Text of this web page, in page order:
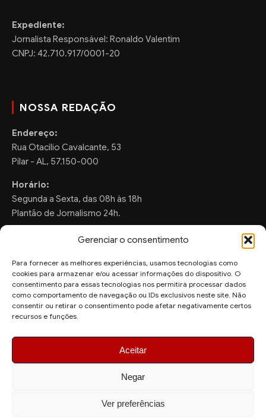
Gerenciar o consentimento
Para fornecer as melhores experiências, usamos tecnologias como
cookies para armazenar e/ou acessar informações do dispositivo. O
consentimento para essas tecnologias nos permitirá processar dados
como comportamento de navegação ou IDs exclusivos neste site. Não
consentir ou retirar o consentimento pode afetar negativamente certos
recursos e funções.
Aceitar
Negar
Ver preferências
Expediente:
Jornalista Responsável: Ronaldo Valentim
CNPJ: 42.710.917/0001-20
NOSSA REDAÇÃO
Endereço:
Rua Otacilio Cavalcante, 53
Pilar - AL, 57.150-000
Horário:
Segunda a Sexta, das 08h às 18h
Plantão de Jornalismo 24h.
FALE CONOSCO
Sugestões de Pauta:
ronaldo.valentim150@gmail.com
© 2026 AquiAgora - Todos os direitos reservados.